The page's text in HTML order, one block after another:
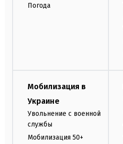
Погода
Мобилизация в
Украине
Увольнение с военной
службы
Мобилизация 50+